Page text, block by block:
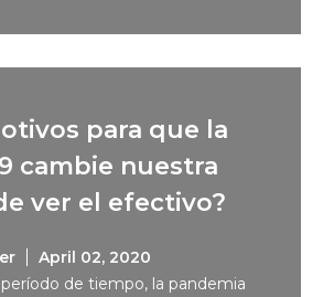
para que la
cambie nuestra
ver el efectivo?
April 02, 2020
de tiempo, la pandemia